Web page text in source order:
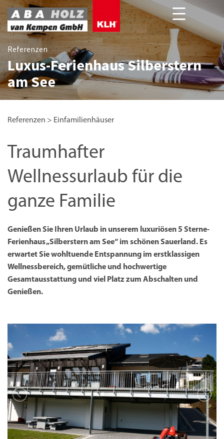
Unsere Projekte deutschlandweit
Referenzen
Referenzen
Luxus-Ferienhaus Silberstern
am See
Referenzen > Einfamilienhäuser
Traumhafter
Wellnessurlaub für die
ganze Familie
Genießen Sie Ihren Urlaub in unserem luxuriösen 5 Sterne-
Ferienhaus „Silberstern am See“ im schönen Sauerland. Es
erwartet Sie wohltuende Entspannung im erstklassigen
Wellnessbereich, gemütliche und hochwertige
Gesamtausstattung und viel Platz zum Abschalten und
Genießen.